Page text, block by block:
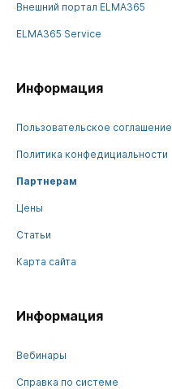
Внешний портал ELMA365
ELMA365 Service
Информация
Пользовательское соглашение
Политика конфедициальности
Партнерам
Цены
Статьи
Карта сайта
Информация
Вебинары
Справка по системе